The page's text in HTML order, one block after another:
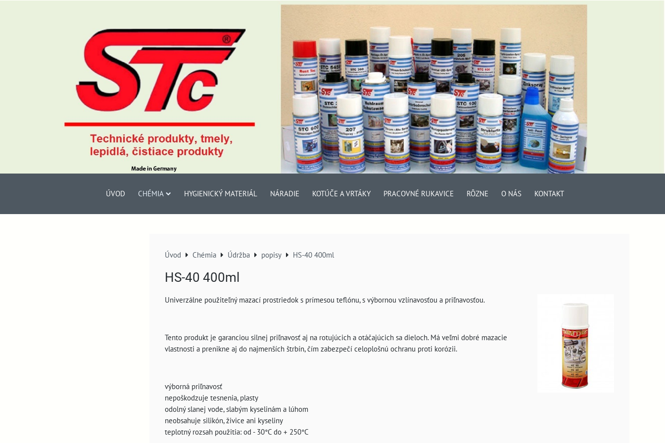
ÚVOD CHÉMIA HYGIENICKÝ MATERIÁL NÁRADIE KOTÚČE A VRTÁKY PRACOVNÉ RUKAVICE RÔZNE O NÁS KONTAKT
Úvod Chémia Údržba popisy HS-40 400ml
HS-40 400ml
Univerzálne použiteľný mazací prostriedok s prímesou teflónu, s výbornou vzlínavosťou a priľnavosťou.
Tento produkt je garanciou silnej priľnavosť aj na rotujúcich a otáčajúcich sa dieloch. Má veľmi dobré mazacie
vlastnosti a prenikne aj do najmenších štrbín, čím zabezpečí celoplošnú ochranu proti korózii.
výborná priľnavosť
nepoškodzuje tesnenia, plasty
odolný slanej vode, slabým kyselinám a lúhom
neobsahuje silikón, živice ani kyseliny
teplotný rozsah použitia: od - 30°C do + 250°C